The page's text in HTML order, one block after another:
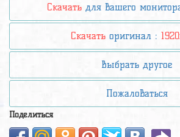
Скачать для вашего
Скачать оригинал :
Выбрать другое
Пожаловаться
Поделиться